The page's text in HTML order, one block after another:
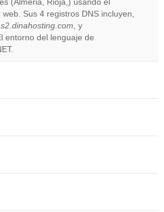
Do you
own this
website?
(Almeria, Rioja,) usando el
Sus 4 registros DNS incluyen,
, y
entorno del lenguaje de